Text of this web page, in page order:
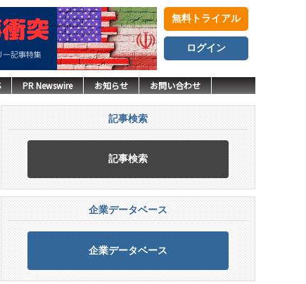
無料トライアル
ログイン
PR Newswire お知らせ お問い合わせ
記事検索
記事検索
企業データベース
企業データベース